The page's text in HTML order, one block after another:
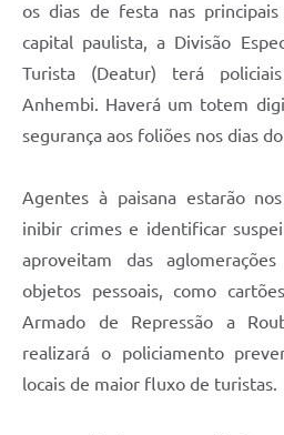
os dias de festa nas
capital paulista, a Divisão
Turista (Deatur) terá
Anhembi. Haverá um totem
segurança aos foliões nos dias
Agentes à paisana estarão
inibir crimes e identificar
aproveitam das
objetos pessoais, como
Armado de Repressão a
realizará o policiamento
locais de maior fluxo de turistas.